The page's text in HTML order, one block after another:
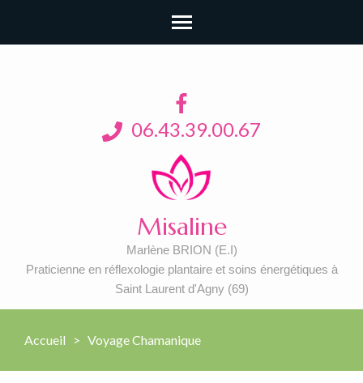
06.43.39.00.67
Misaline
Marlène BRION (E.I)
Praticienne en réflexologie plantaire et soins énergétiques à
Saint Laurent d'Agny (69)
Accueil > Voyage Chamanique